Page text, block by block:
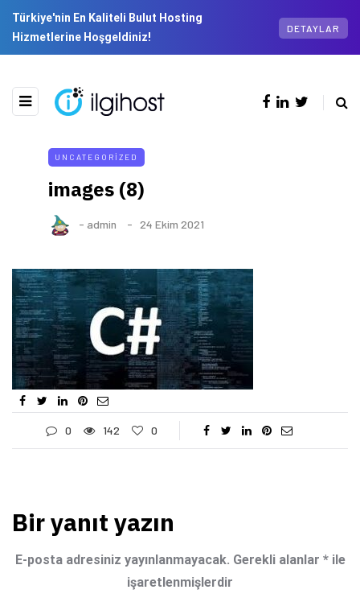
Türkiye'nin En Kaliteli Bulut Hosting
Hizmetlerine Hoşgeldiniz!
DETAYLAR
UNCATEGORIZED
images (8)
- admin 24 Ekim 2021
0 142 0
Bir yanıt yazın
E-posta adresiniz yayınlanmayacak. Gerekli alanlar *ile
işaretlenmişlerdir